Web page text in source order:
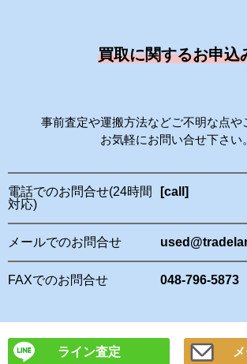
買取に関するお申込
事前査定や運搬方法などご不明な点や
お気軽にお問い合せ下さい。
電話でのお問合せ(24時間
対応)
[call]
メールでのお問合せ
FAXでのお問合せ 048-796-5873
ライン査定